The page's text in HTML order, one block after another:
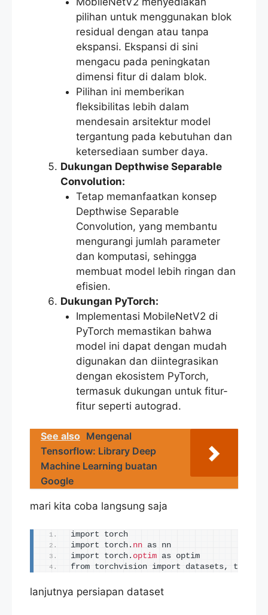
pilihan untuk menggunakan blok
residual dengan atau tanpa
ekspansi. Ekspansi di sini
mengacu pada peningkatan
dimensi fitur di dalam blok.
Pilihan ini memberikan
fleksibilitas lebih dalam
mendesain arsitektur model
tergantung pada kebutuhan dan
ketersediaan sumber daya.
Dukungan Depthwise Separable
Convolution:
Tetap memanfaatkan konsep
Depthwise Separable
Convolution, yang membantu
mengurangi jumlah parameter
dan komputasi, sehingga
membuat model lebih ringan dan
efisien.
Dukungan PyTorch:
Implementasi MobileNetV2 di
PyTorch memastikan bahwa
model ini dapat dengan mudah
digunakan dan diintegrasikan
dengan ekosistem PyTorch,
termasuk dukungan untuk fitur-
fitur seperti autograd.
See also Mengenal
Tensorflow: Library Deep
Machine Learning buatan
Google
mari kita coba langsung saja
import torch
import torch. nn as nn
import torch. optim as optim
from torchvision import datasets,
lanjutnya persiapan dataset